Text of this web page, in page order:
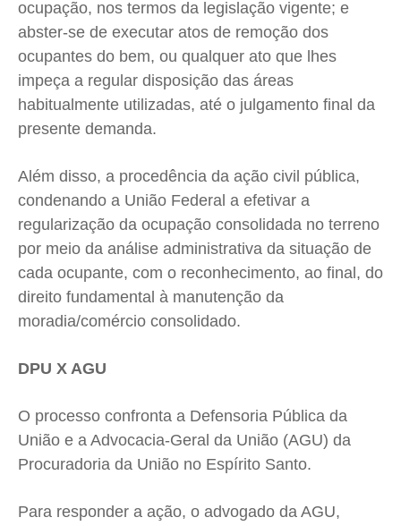
ocupação, nos termos da legislação vigente; e
abster-se de executar atos de remoção dos
ocupantes do bem, ou qualquer ato que lhes
impeça a regular disposição das áreas
habitualmente utilizadas, até o julgamento final da
presente demanda.
Além disso, a procedência da ação civil pública,
condenando a União Federal a efetivar a
regularização da ocupação consolidada no terreno
por meio da análise administrativa da situação de
cada ocupante, com o reconhecimento, ao final, do
direito fundamental à manutenção da
moradia/comércio consolidado.
DPU X AGU
O processo confronta a Defensoria Pública da
União e a Advocacia-Geral da União (AGU) da
Procuradoria da União no Espírito Santo.
Para responder a ação, o advogado da AGU,